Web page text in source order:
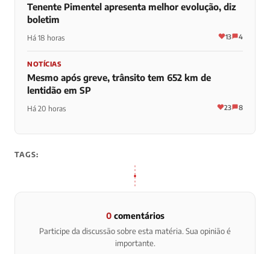
Tenente Pimentel apresenta melhor evolução, diz
boletim
Há 18 horas 13 4
NOTÍCIAS
Mesmo após greve, trânsito tem 652 km de
lentidão em SP
Há 20 horas 23 8
TAGS:
0comentários
Participe da discussão sobre esta matéria. Sua opinião é
importante.